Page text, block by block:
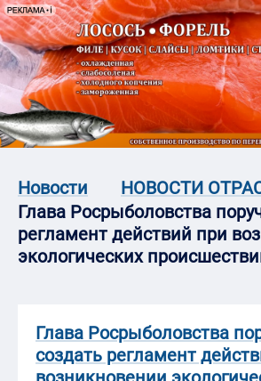
Новости
НОВОСТИ
Глава Росрыболовства
регламент действий при
экологических
Глава Росрыболовства
создать регламент